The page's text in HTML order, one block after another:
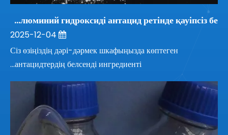
Алюминий гидроксиді антацид ретінде қауіпсіз бе?
Сіз өзіңіздің дәрі-дәрмек шкафыңызда көптеген
антацидтердің белсенді ингредиенті...